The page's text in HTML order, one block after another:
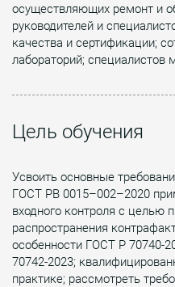
осуществляющих ремонт и
руководителей и
качества и сертификации;
лабораторий; специалистов
Цель обучения
Усвоить основные
ГОСТ РВ 0015–002–2020
входного контроля с целью
распространения
особенности ГОСТ Р 70740-
70742-2023;
практике; рассмотреть